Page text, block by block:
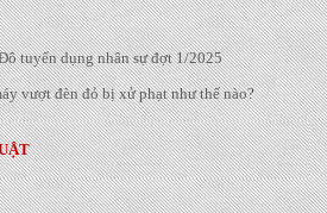
tuyển dụng nhân sự đợt 1/2025
vượt đèn đỏ bị xử phạt như thế nào?